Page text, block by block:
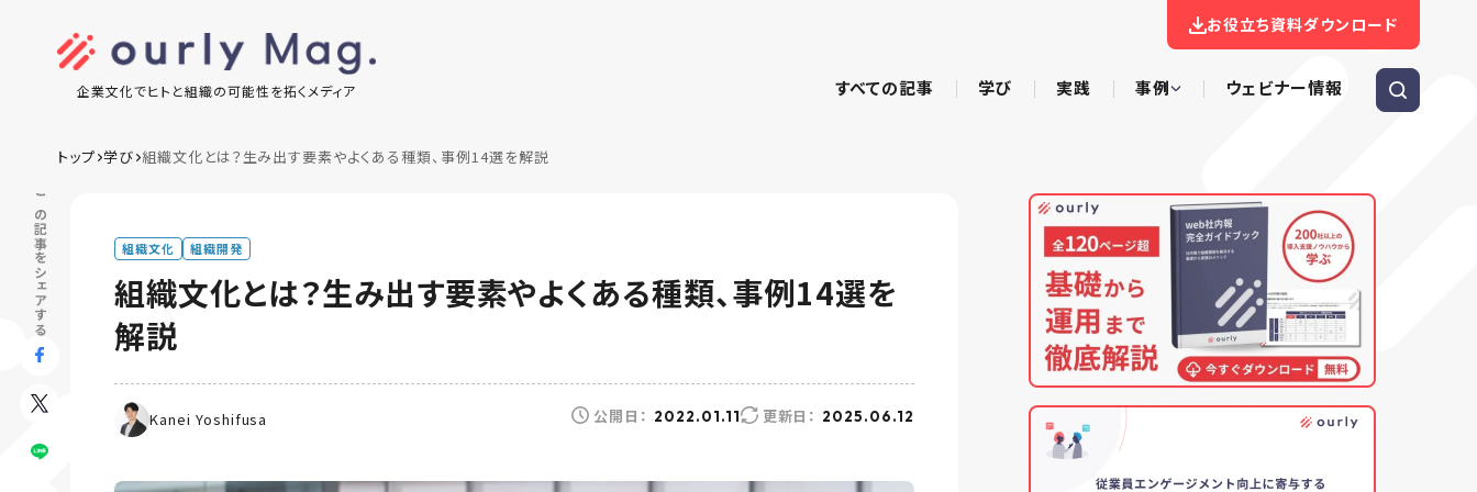
企業文化でヒトと組織の可能性を拓くメディア
お役立ち資料ダウンロード
すべての記事 学び 実践 事例 ウェビナー情報
トップ 学び 組織文化とは？生み出す要素やよくある種類、事例14選を解説
この記事をシェアする 組織文化 組織開発
組織文化とは？生み出す要素やよくある種類、事例14選を
解説
Kanei Yoshifusa 公開日： 2022.01.11 更新日： 2025.06.12